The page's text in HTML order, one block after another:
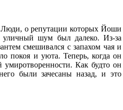
Люди, о репутации которых Йоши
шум был далеко. Из-за
смешивался с запахом чая и
покоя и уюта. Теперь, когда он
умиротворенности. Как будто он
были зачесаны назад, и это